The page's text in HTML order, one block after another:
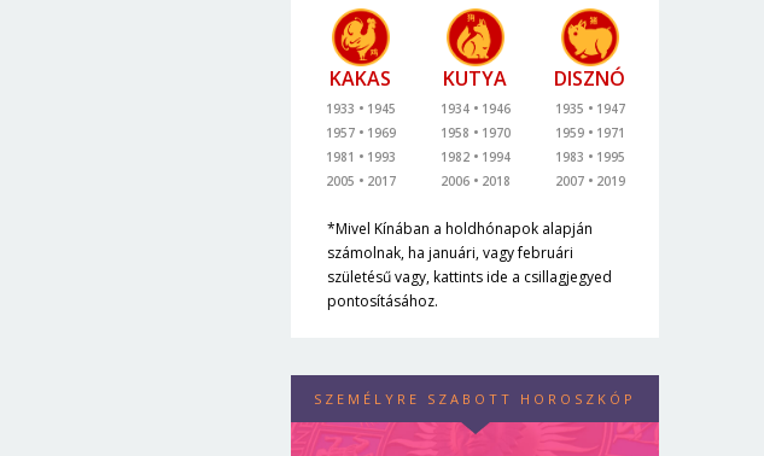
KAKAS
1933
1945
1957
1969
1981
1993
2005
2017
KUTYA
1934
1946
1958
1970
1982
1994
2006
2018
DISZNÓ
1935
1947
1959
1971
1983
1995
2007
2019
*Mivel Kínában a holdhónapok alapján
számolnak, ha januári, vagy februári
születésű vagy, kattints ide a csillagjegyed
pontosításához.
SZEMÉLYRE SZABOTT HOROSZKÓP